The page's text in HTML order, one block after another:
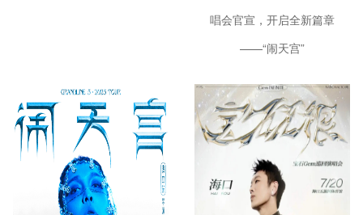
唱会官宣，开启全新篇章
——“闹天宫”